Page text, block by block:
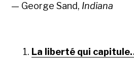
— George Sand, Indiana
La liberté qui